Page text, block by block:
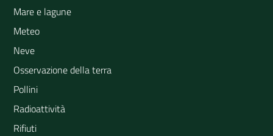
Mare e lagune
Meteo
Neve
Osservazione della terra
Pollini
Radioattività
Rifiuti